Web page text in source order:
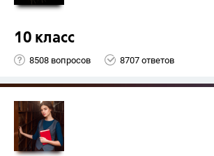
10 класс
8508 вопросов 8707 ответов